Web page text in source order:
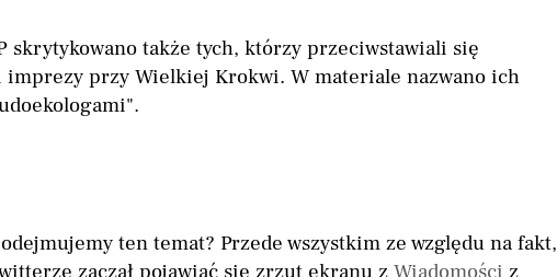
skrytykowano także tych, którzy przeciwstawiali się
imprezy przy Wielkiej Krokwi. W materiale nazwano ich
ten temat? Przede wszystkim ze względu na fakt,
zaczął pojawiać się zrzut ekranu z Wiadomości z